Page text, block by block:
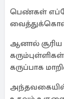
பெண்கள்
ஆனால்
கருப்பாக